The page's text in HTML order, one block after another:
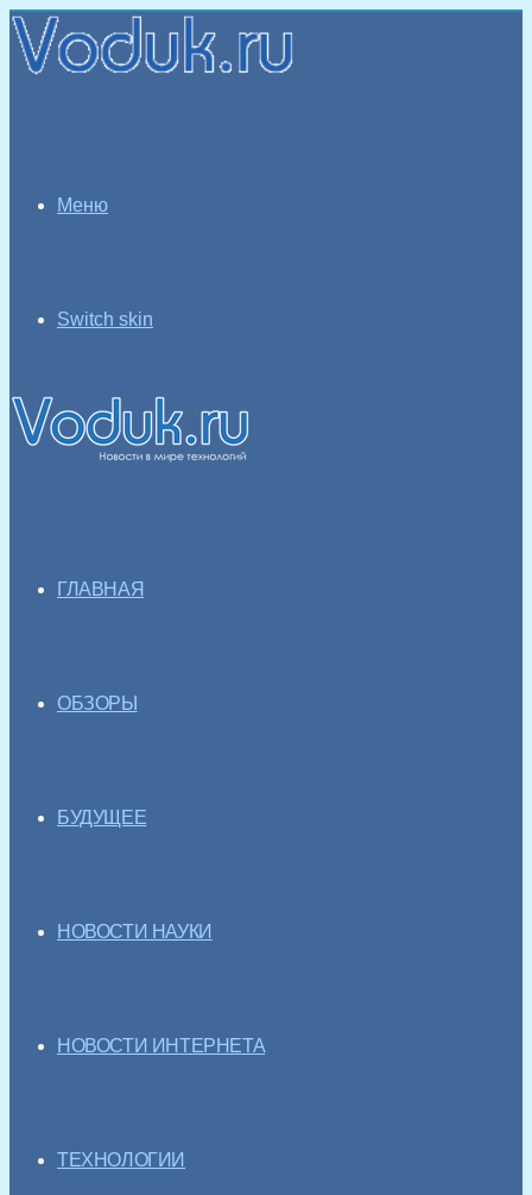
Меню
Switch skin
ГЛАВНАЯ
ОБЗОРЫ
БУДУЩЕЕ
НОВОСТИ НАУКИ
НОВОСТИ ИНТЕРНЕТА
ТЕХНОЛОГИИ